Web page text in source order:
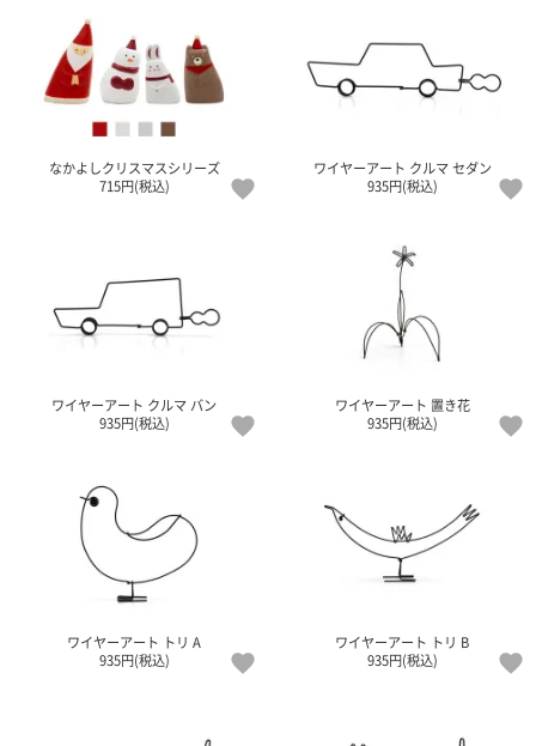
なかよしクリスマスシリーズ
715円(税込)
ワイヤーアート クルマ セダン
935円(税込)
ワイヤーアート クルマ バン
935円(税込)
ワイヤーアート 置き花
935円(税込)
ワイヤーアート トリ A
935円(税込)
ワイヤーアート トリ B
935円(税込)